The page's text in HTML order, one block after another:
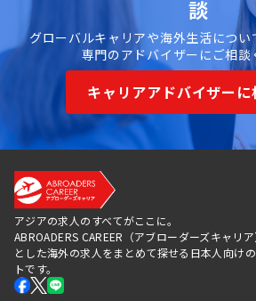
談
グローバルキャリアや海外生活につい
専門のアドバイザーにご相談
キャリアアドバイザーに
アジアの求人のすべてがここに。
ABROADERS CAREER（アブローダーズキャリ
とした海外の求人をまとめて探せる日本人向け
トです。